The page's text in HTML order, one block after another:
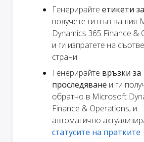
Генерирайте етикети
получете ги във вашия
Dynamics 365 Finance &
и ги изпратете на
страни
Генерирайте връзки за
проследяване и ги
обратно в Microsoft
Finance & Operations, и
автоматично
статусите на пратките